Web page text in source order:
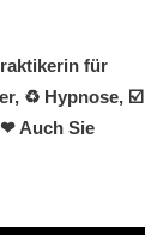
für
♻ Hypnose, ☑️
Auch Sie